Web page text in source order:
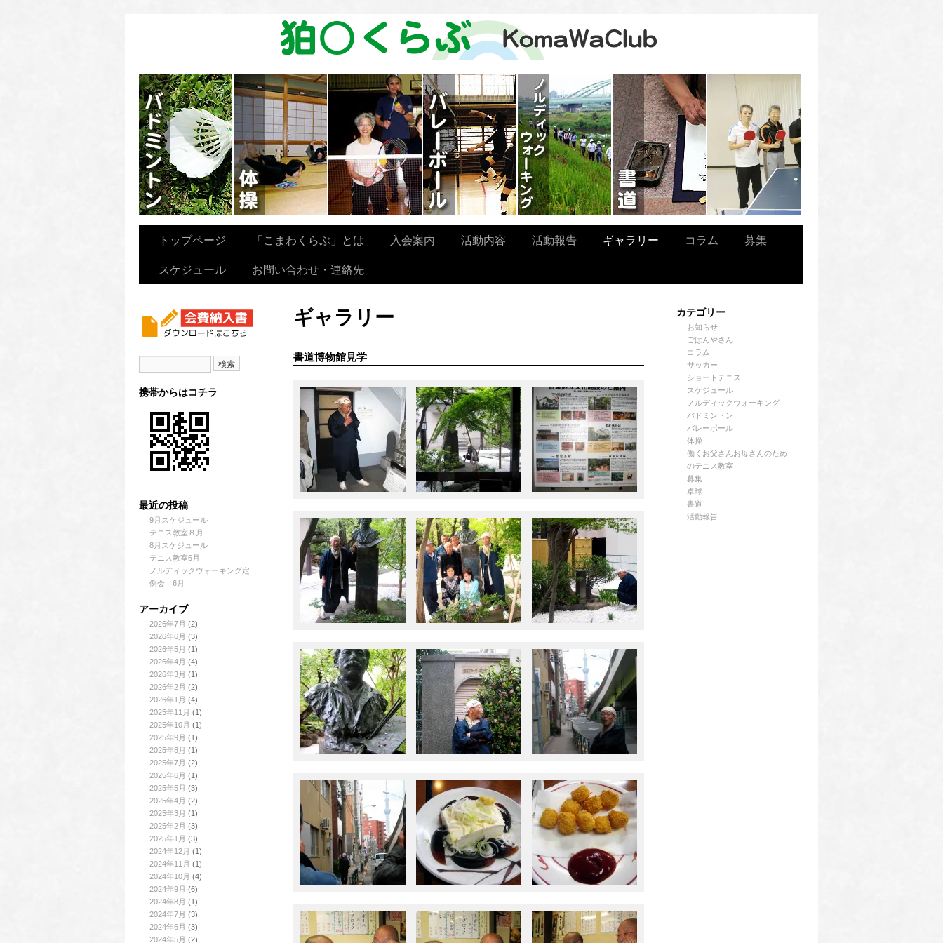
トップページ 「こまわくらぶ」とは 入会案内 活動内容 活動報告 ギャラリー コラム
募集
スケジュール
お問い合わせ・連絡先
携帯からはコチラ
最近の投稿
9月スケジュール
テニス教室８月
8月スケジュール
テニス教室6月
ノルディックウォーキング定
例会 6月
アーカイブ
2026年7月 (2)
2026年6月 (3)
2026年5月 (1)
2026年4月 (4)
2026年3月 (1)
2026年2月 (2)
2026年1月 (4)
2025年11月 (1)
2025年10月 (1)
2025年9月 (1)
2025年8月 (1)
2025年7月 (2)
2025年6月 (1)
2025年5月 (3)
2025年4月 (2)
2025年3月 (1)
2025年2月 (3)
2025年1月 (3)
2024年12月 (1)
2024年11月 (1)
2024年10月 (4)
2024年9月 (6)
2024年8月 (1)
2024年7月 (3)
2024年6月 (3)
2024年5月 (2)
カテゴリー
お知らせ
ごはんやさん
コラム
サッカー
ショートテニス
スケジュール
ノルディックウォーキング
バドミントン
バレーボール
体操
働くお父さんお母さんのため
のテニス教室
募集
卓球
書道
活動報告
ギャラリー
書道博物館見学